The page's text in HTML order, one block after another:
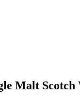
Malt Scotch